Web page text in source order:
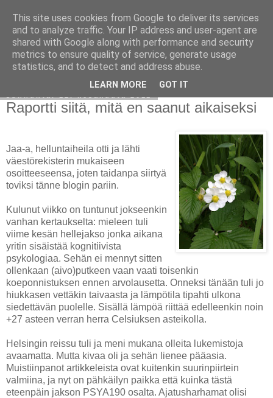
Avoin blogiskelija
Raportti siitä, mitä en saanut aikaiseksi
Jaa-a, helluntaiheila otti ja lähti
väestörekisterin mukaiseen
osoitteeseensa, joten taidanpa siirtyä
toviksi tänne blogin pariin.
Kulunut viikko on tuntunut jokseenkin
vanhan kertaukselta: mieleen tuli
viime kesän hellejakso jonka aikana
yritin sisäistää kognitiivista
psykologiaa. Sehän ei mennyt sitten
ollenkaan (aivo)putkeen vaan vaati toisenkin
koeponnistuksen ennen arvolausetta. Onneksi tänään tuli jo
hiukkasen vettäkin taivaasta ja lämpötila tipahti ulkona
siedettävän puolelle. Sisällä lämpöä riittää edelleenkin noin
+27 asteen verran herra Celsiuksen asteikolla.
Helsingin reissu tuli ja meni mukana olleita lukemistoja
avaamatta. Mutta kivaa oli ja sehän lienee pääasia.
Muistiinpanot artikkeleista ovat kuitenkin suurinpiirtein
valmiina, ja nyt on pähkäilyn paikka että kuinka tästä
eteenpäin jakson PSYA190 osalta. Ajatusharhamat olisi
This site uses cookies from Google to deliver its services
and to analyze traffic. Your IP address and user-agent are
shared with Google along with performance and security
metrics to ensure quality of service, generate usage
statistics, and to detect and address abuse.
LEARN MORE GOT IT